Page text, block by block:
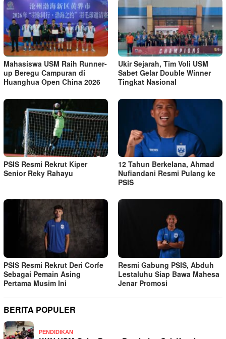
Mahasiswa USM Raih Runner-
up Beregu Campuran di
Huanghua Open China 2026
Ukir Sejarah, Tim Voli USM
Sabet Gelar Double Winner
Tingkat Nasional
PSIS Resmi Rekrut Kiper
Senior Reky Rahayu
12 Tahun Berkelana, Ahmad
Nufiandani Resmi Pulang ke
PSIS
PSIS Resmi Rekrut Deri Corfe
Sebagai Pemain Asing
Pertama Musim Ini
Resmi Gabung PSIS, Abduh
Lestaluhu Siap Bawa Mahesa
Jenar Promosi
BERITA POPULER
PENDIDIKAN